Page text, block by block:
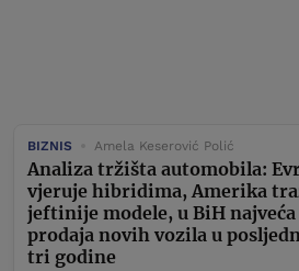
BIZNIS Amela Keserović Polić
Analiza tržišta automobila:
vjeruje hibridima, Amerika
jeftinije modele, u BiH najveća
prodaja novih vozila u
tri godine